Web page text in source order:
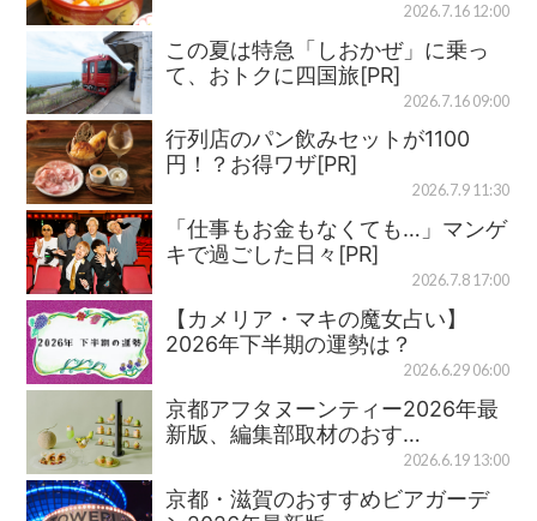
2026.7.16 12:00
この夏は特急「しおかぜ」に乗っ
て、おトクに四国旅[PR]
2026.7.16 09:00
行列店のパン飲みセットが1100
円！？お得ワザ[PR]
2026.7.9 11:30
「仕事もお金もなくても…」マンゲ
キで過ごした日々[PR]
2026.7.8 17:00
【カメリア・マキの魔女占い】
2026年下半期の運勢は？
2026.6.29 06:00
京都アフタヌーンティー2026年最
新版、編集部取材のおす…
2026.6.19 13:00
京都・滋賀のおすすめビアガーデ